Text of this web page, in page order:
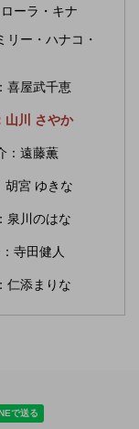
ーラ・キナ
リー・ハナコ・
喜屋武千恵
山川 さやか
：遠藤薫
胡宮 ゆきな
泉川のはな
寺田健人
仁添まりな